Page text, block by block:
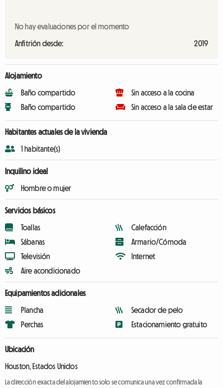
No hay evaluaciones por el momento
Anfitrión desde: 2019
Alojamiento
Baño compartido
Baño compartido
Sin acceso a la cocina
Sin acceso a la sala de estar
Habitantes actuales de la vivienda
1 habitante(s)
Inquilino ideal
Hombre o mujer
Servicios básicos
Toallas
Sábanas
Televisión
Aire acondicionado
Calefacción
Armario/Cómoda
Internet
Equipamientos adicionales
Plancha
Perchas
Secador de pelo
Estacionamiento gratuito
Ubicación
Houston, Estados Unidos
La dirección exacta del alojamiento solo se comunica una vez confirmada la